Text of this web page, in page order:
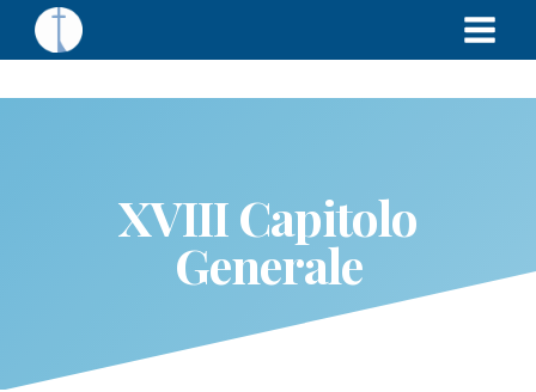
XVIII Capitolo
Generale